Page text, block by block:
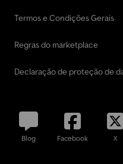
Termos e Condições Gerais
Regras do marketplace
Declaração de proteção de
Blog Facebook X